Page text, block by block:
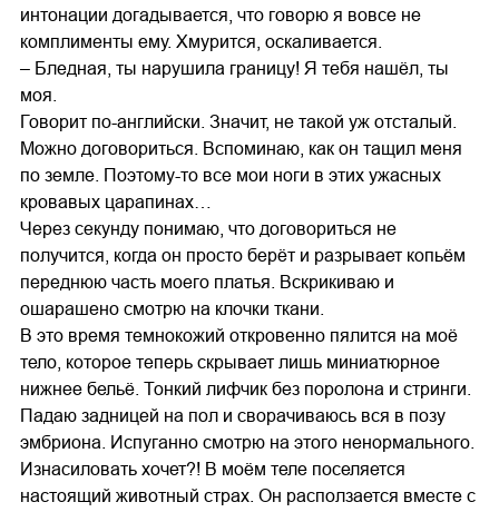
интонации догадывается, что говорю я вовсе не
комплименты ему. Хмурится, оскаливается.
– Бледная, ты нарушила границу! Я тебя нашёл, ты
моя.
Говорит по-английски. Значит, не такой уж отсталый.
Можно договориться. Вспоминаю, как он тащил меня
по земле. Поэтому-то все мои ноги в этих ужасных
кровавых царапинах…
Через секунду понимаю, что договориться не
получится, когда он просто берёт и разрывает копьём
переднюю часть моего платья. Вскрикиваю и
ошарашено смотрю на клочки ткани.
В это время темнокожий откровенно пялится на моё
тело, которое теперь скрывает лишь миниатюрное
нижнее бельё. Тонкий лифчик без поролона и стринги.
Падаю задницей на пол и сворачиваюсь вся в позу
эмбриона. Испуганно смотрю на этого ненормального.
Изнасиловать хочет?! В моём теле поселяется
настоящий животный страх. Он расползается вместе с